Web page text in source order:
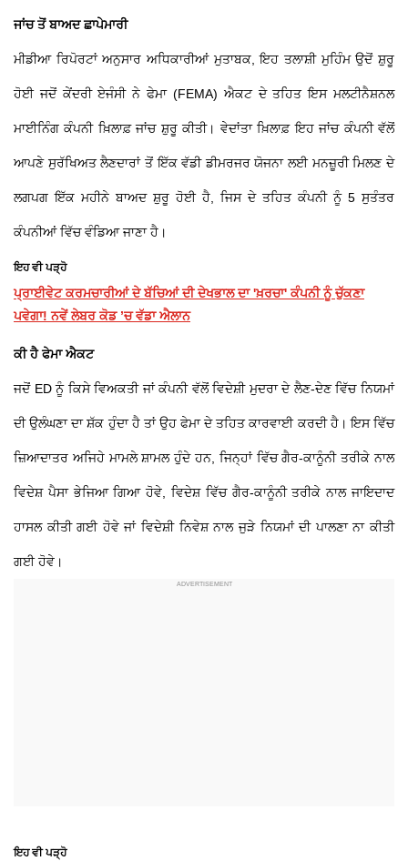
ਜਾਂਚ ਤੋਂ ਬਾਅਦ ਛਾਪੇਮਾਰੀ
ਮੀਡੀਆ ਰਿਪੋਰਟਾਂ ਅਨੁਸਾਰ ਅਧਿਕਾਰੀਆਂ ਮੁਤਾਬਕ, ਇਹ ਤਲਾਸ਼ੀ ਮੁਹਿੰਮ ਉਦੋਂ ਸ਼ੁਰੂ
ਹੋਈ ਜਦੋਂ ਕੇਂਦਰੀ ਏਜੰਸੀ ਨੇ ਫੇਮਾ (FEMA) ਐਕਟ ਦੇ ਤਹਿਤ ਇਸ ਮਲਟੀਨੈਸ਼ਨਲ
ਮਾਈਨਿੰਗ ਕੰਪਨੀ ਖ਼ਿਲਾਫ਼ ਜਾਂਚ ਸ਼ੁਰੂ ਕੀਤੀ। ਵੇਦਾਂਤਾ ਖ਼ਿਲਾਫ਼ ਇਹ ਜਾਂਚ ਕੰਪਨੀ ਵੱਲੋਂ
ਆਪਣੇ ਸੁਰੱਖਿਅਤ ਲੈਣਦਾਰਾਂ ਤੋਂ ਇੱਕ ਵੱਡੀ ਡੀਮਰਜਰ ਯੋਜਨਾ ਲਈ ਮਨਜ਼ੂਰੀ ਮਿਲਣ ਦੇ
ਲਗਪਗ ਇੱਕ ਮਹੀਨੇ ਬਾਅਦ ਸ਼ੁਰੂ ਹੋਈ ਹੈ, ਜਿਸ ਦੇ ਤਹਿਤ ਕੰਪਨੀ ਨੂੰ 5 ਸੁਤੰਤਰ
ਕੰਪਨੀਆਂ ਵਿੱਚ ਵੰਡਿਆ ਜਾਣਾ ਹੈ।
ਇਹ ਵੀ ਪੜ੍ਹੋ
ਪ੍ਰਾਈਵੇਟ ਕਰਮਚਾਰੀਆਂ ਦੇ ਬੱਚਿਆਂ ਦੀ ਦੇਖਭਾਲ ਦਾ 'ਖ਼ਰਚਾ' ਕੰਪਨੀ ਨੂੰ ਚੁੱਕਣਾ
ਪਵੇਗਾ! ਨਵੇਂ ਲੇਬਰ ਕੋਡ ’ਚ ਵੱਡਾ ਐਲਾਨ
ਕੀ ਹੈ ਫੇਮਾ ਐਕਟ
ਜਦੋਂ ED ਨੂੰ ਕਿਸੇ ਵਿਅਕਤੀ ਜਾਂ ਕੰਪਨੀ ਵੱਲੋਂ ਵਿਦੇਸ਼ੀ ਮੁਦਰਾ ਦੇ ਲੈਣ-ਦੇਣ ਵਿੱਚ ਨਿਯਮਾਂ
ਦੀ ਉਲੰਘਣਾ ਦਾ ਸ਼ੱਕ ਹੁੰਦਾ ਹੈ ਤਾਂ ਉਹ ਫੇਮਾ ਦੇ ਤਹਿਤ ਕਾਰਵਾਈ ਕਰਦੀ ਹੈ। ਇਸ ਵਿੱਚ
ਜ਼ਿਆਦਾਤਰ ਅਜਿਹੇ ਮਾਮਲੇ ਸ਼ਾਮਲ ਹੁੰਦੇ ਹਨ, ਜਿਨ੍ਹਾਂ ਵਿੱਚ ਗੈਰ-ਕਾਨੂੰਨੀ ਤਰੀਕੇ ਨਾਲ
ਵਿਦੇਸ਼ ਪੈਸਾ ਭੇਜਿਆ ਗਿਆ ਹੋਵੇ, ਵਿਦੇਸ਼ ਵਿੱਚ ਗੈਰ-ਕਾਨੂੰਨੀ ਤਰੀਕੇ ਨਾਲ ਜਾਇਦਾਦ
ਹਾਸਲ ਕੀਤੀ ਗਈ ਹੋਵੇ ਜਾਂ ਵਿਦੇਸ਼ੀ ਨਿਵੇਸ਼ ਨਾਲ ਜੁੜੇ ਨਿਯਮਾਂ ਦੀ ਪਾਲਣਾ ਨਾ ਕੀਤੀ
ਗਈ ਹੋਵੇ।
ਇਹ ਵੀ ਪੜ੍ਹੋ